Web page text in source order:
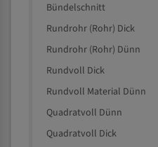
Bündelschnitt
Rundrohr (Rohr) Dick
Rundrohr (Rohr) Dünn
Rundvoll Dick
Rundvoll Material Dünn
Quadratvoll Dünn
Quadratvoll Dick